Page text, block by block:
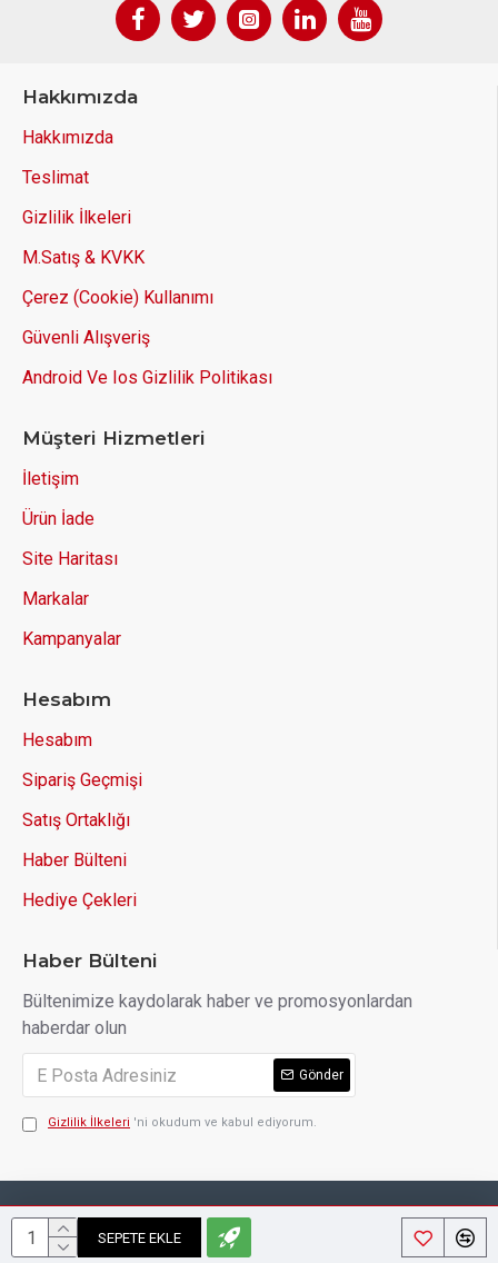
SEPETE EKLE
Hakkımızda
Hakkımızda
Teslimat
Gizlilik İlkeleri
M.Satış & KVKK
Çerez (Cookie) Kullanımı
Güvenli Alışveriş
Android Ve Ios Gizlilik Politikası
Müşteri Hizmetleri
İletişim
Ürün İade
Site Haritası
Markalar
Kampanyalar
Hesabım
Hesabım
Sipariş Geçmişi
Satış Ortaklığı
Haber Bülteni
Hediye Çekleri
Haber Bülteni
Bültenimize kaydolarak haber ve promosyonlardan
haberdar olun
Gönder
Gizlilik İlkeleri 'ni okudum ve kabul ediyorum.
Copyright © 2014, Your Store, All Rights Reserved